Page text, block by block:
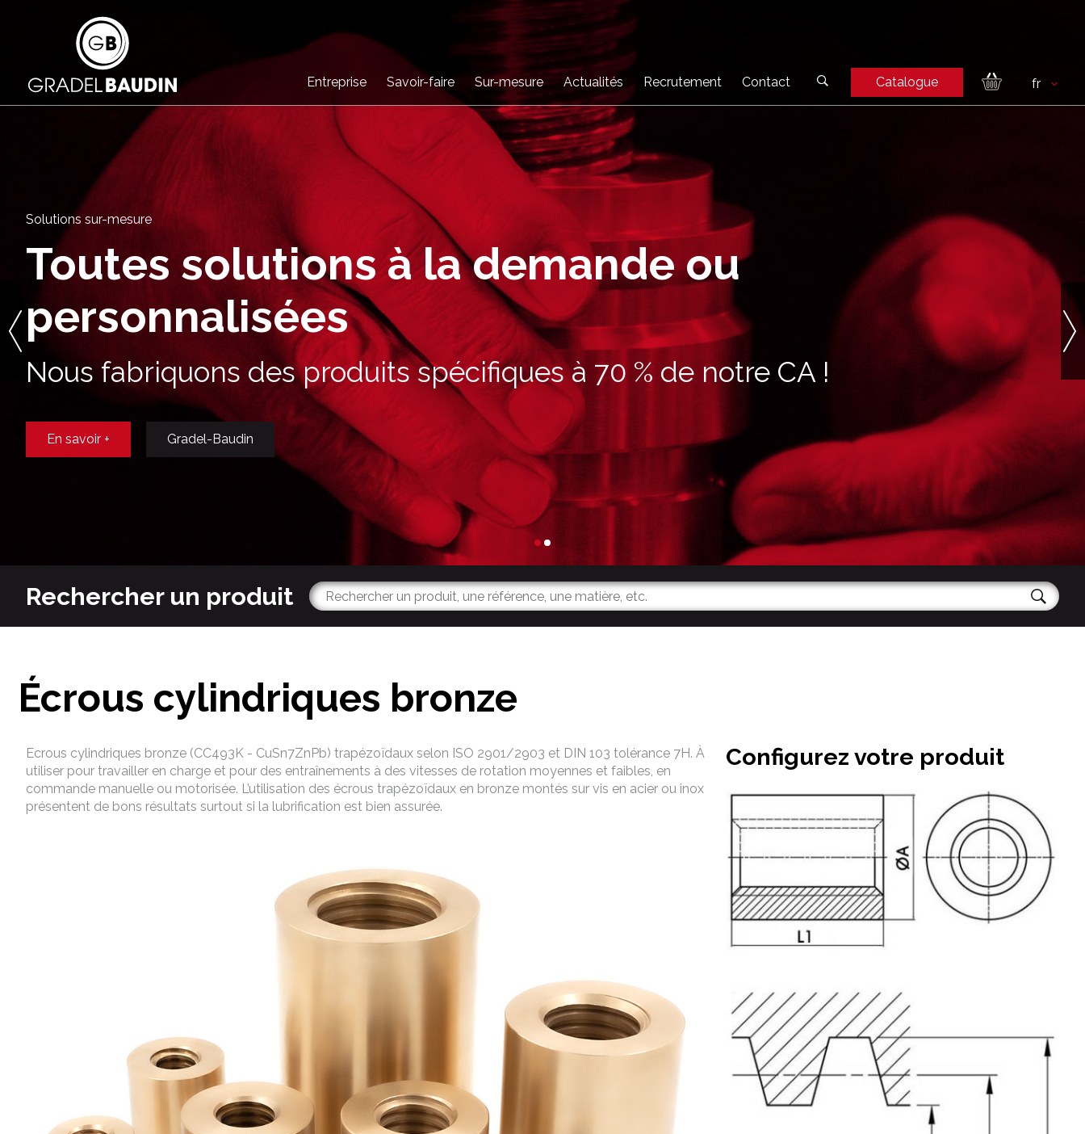
Entreprise Savoir-faire Sur-mesure Actualités Recrutement Contact Catalogue
Solutions sur-mesure
Toutes solutions à la demande ou
personnalisées
Nous fabriquons des produits spécifiques à 70 % de notre CA !
En savoir + Gradel-Baudin
Rechercher un produit
Écrous cylindriques bronze
Ecrous cylindriques bronze (CC493K - CuSn7ZnPb) trapézoïdaux selon ISO 2901/2903 et DIN 103 tolérance 7H. À
utiliser pour travailler en charge et pour des entraînements à des vitesses de rotation moyennes et faibles, en
commande manuelle ou motorisée. L’utilisation des écrous trapézoïdaux en bronze montés sur vis en acier ou inox
présentent de bons résultats surtout si la lubrification est bien assurée.
Configurez votre produit